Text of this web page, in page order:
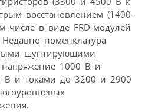
восстановлением (1400–
в виде FRD-модулей
номенклатура
шунтирующими
1000 В и
В и токами до 3200 и 2900